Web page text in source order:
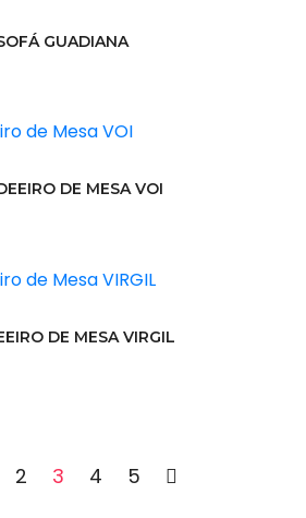
GUADIANA
DE MESA VOI
DE MESA VIRGIL
2 3 4 5